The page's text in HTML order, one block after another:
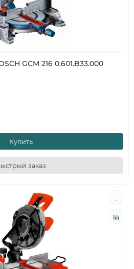
GCM 216 0.601.B33.000
Купить
заказ